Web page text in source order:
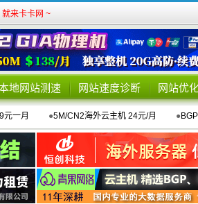
来卡卡网 ~
地网站测速 网站速度诊断 网站优
元一月 ●5M/CN2海外云主机 24元/月 ●